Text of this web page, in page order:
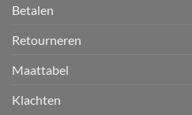
Betalen
Retourneren
Maattabel
Klachten